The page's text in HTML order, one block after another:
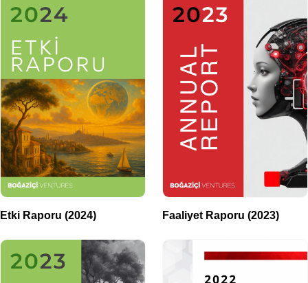
Etki Raporu (2024) Faaliyet Raporu (2023)